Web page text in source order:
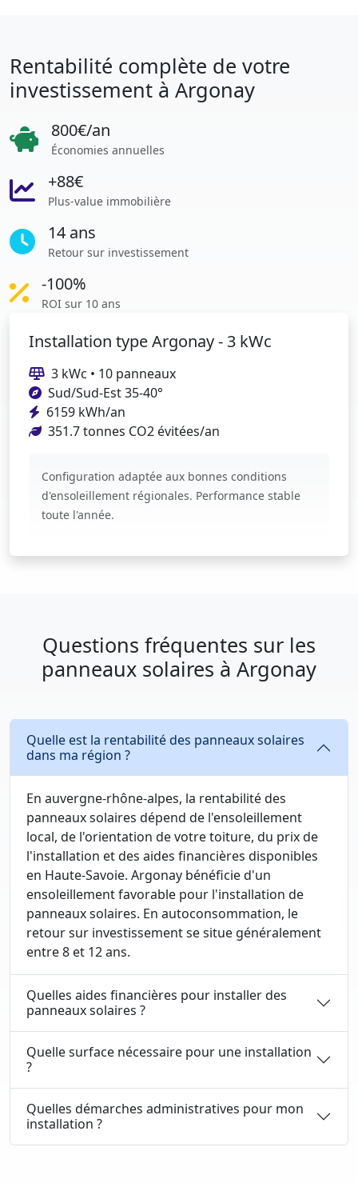
Rentabilité complète de votre
investissement à Argonay
800€/an
Économies annuelles
+88€
Plus-value immobilière
14 ans
Retour sur investissement
-100%
ROI sur 10 ans
Installation type Argonay - 3 kWc
3 kWc • 10 panneaux
Sud/Sud-Est 35-40°
6159 kWh/an
351.7 tonnes CO2 évitées/an
Configuration adaptée aux bonnes conditions
d'ensoleillement régionales. Performance stable
toute l'année.
Questions fréquentes sur les
panneaux solaires à Argonay
Quelle est la rentabilité des panneaux solaires
dans ma région ?
En auvergne-rhône-alpes, la rentabilité des
panneaux solaires dépend de l'ensoleillement
local, de l'orientation de votre toiture, du prix de
l'installation et des aides financières disponibles
en Haute-Savoie. Argonay bénéficie d'un
ensoleillement favorable pour l'installation de
panneaux solaires. En autoconsommation, le
retour sur investissement se situe généralement
entre 8 et 12 ans.
Quelles aides financières pour installer des
panneaux solaires ?
Quelle surface nécessaire pour une installation
?
Quelles démarches administratives pour mon
installation ?